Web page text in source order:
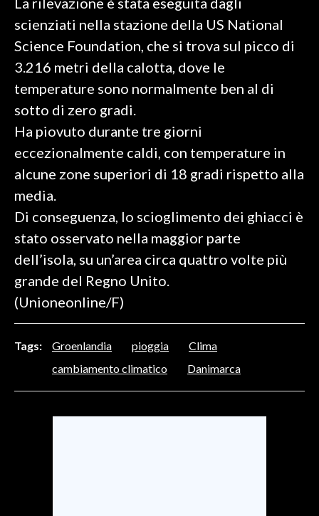
SPETTACOLI
SALUTE
SARDEGNA TURISMO
SARDI NEL MONDO
#CARAUNIONE
3 MINUTI CON
INSULARITÀ
INFO AZIENDE
ABBONATI
scienziati nella stazione della US National
Science Foundation, che si trova sul picco di
3.216 metri della calotta, dove le
temperature sono normalmente ben al di
sotto di zero gradi.
Ha piovuto durante tre giorni
eccezionalmente caldi, con temperature in
alcune zone superiori di 18 gradi rispetto alla
media.
Di conseguenza, lo scioglimento dei ghiacci è
stato osservato nella maggior parte
dell’isola, su un’area circa quattro volte più
grande del Regno Unito.
(Unioneonline/F)
Tags: Groenlandia pioggia
Clima
cambiamento climatico
Danimarca